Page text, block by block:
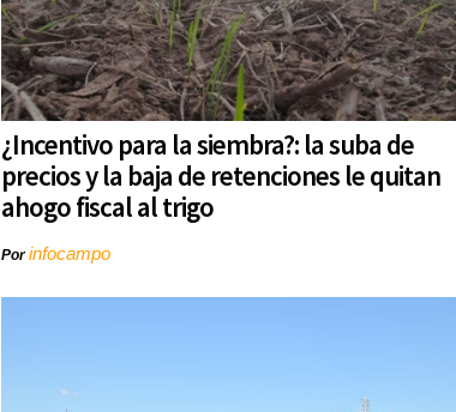
¿Incentivo para la siembra?: la suba de
precios y la baja de retenciones le quitan
ahogo fiscal al trigo
Porinfocampo